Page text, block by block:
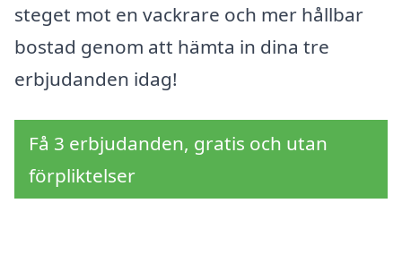
steget mot en vackrare och mer hållbar
bostad genom att hämta in dina tre
erbjudanden idag!
Få 3 erbjudanden, gratis och utan
förpliktelser